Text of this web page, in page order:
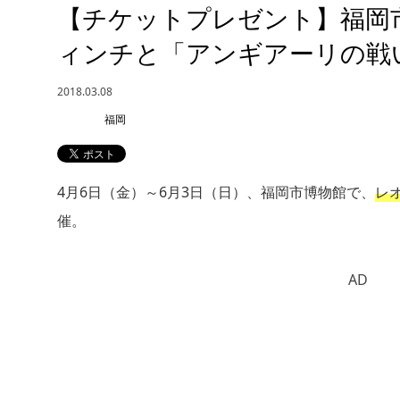
【チケットプレゼント】福
ィンチと「アンギアーリの戦
2018.03.08
福岡
4月6日（金）～6月3日（日）、福岡市博物館で、 レ
催。
AD